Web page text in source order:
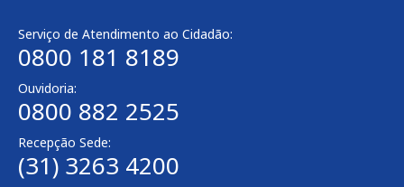
Serviço de Atendimento ao Cidadão:
0800 181 8189
Ouvidoria:
0800 882 2525
Recepção Sede:
(31) 3263 4200